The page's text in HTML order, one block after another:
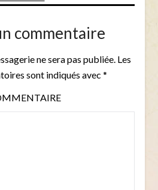
commentaire
ne sera pas publiée.Les
sont indiqués avec *